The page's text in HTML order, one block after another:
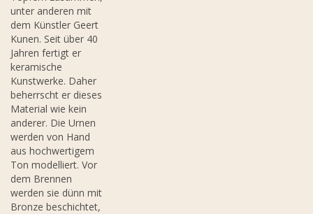
unter anderen mit
dem Künstler Geert
Kunen. Seit über 40
Jahren fertigt er
keramische
Kunstwerke. Daher
beherrscht er dieses
Material wie kein
anderer. Die Urnen
werden von Hand
aus hochwertigem
Ton modelliert. Vor
dem Brennen
werden sie dünn mit
Bronze beschichtet,